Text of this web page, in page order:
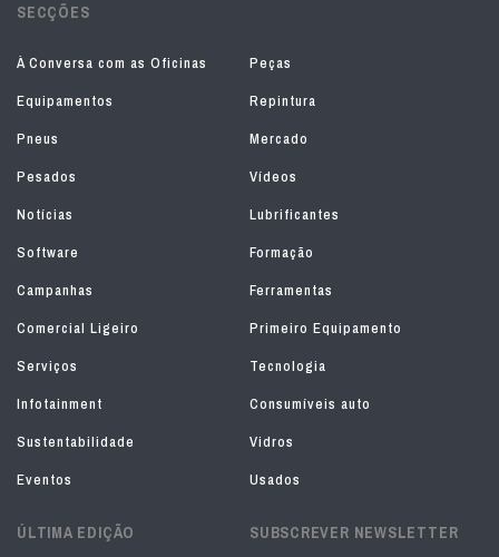
SECÇÕES
À Conversa com as Oficinas
Peças
Equipamentos
Repintura
Pneus
Mercado
Pesados
Vídeos
Notícias
Lubrificantes
Software
Formação
Campanhas
Ferramentas
Comercial Ligeiro
Primeiro Equipamento
Serviços
Tecnologia
Infotainment
Consumíveis auto
Sustentabilidade
Vidros
Eventos
Usados
ÚLTIMA EDIÇÃO SUBSCREVER NEWSLETTER